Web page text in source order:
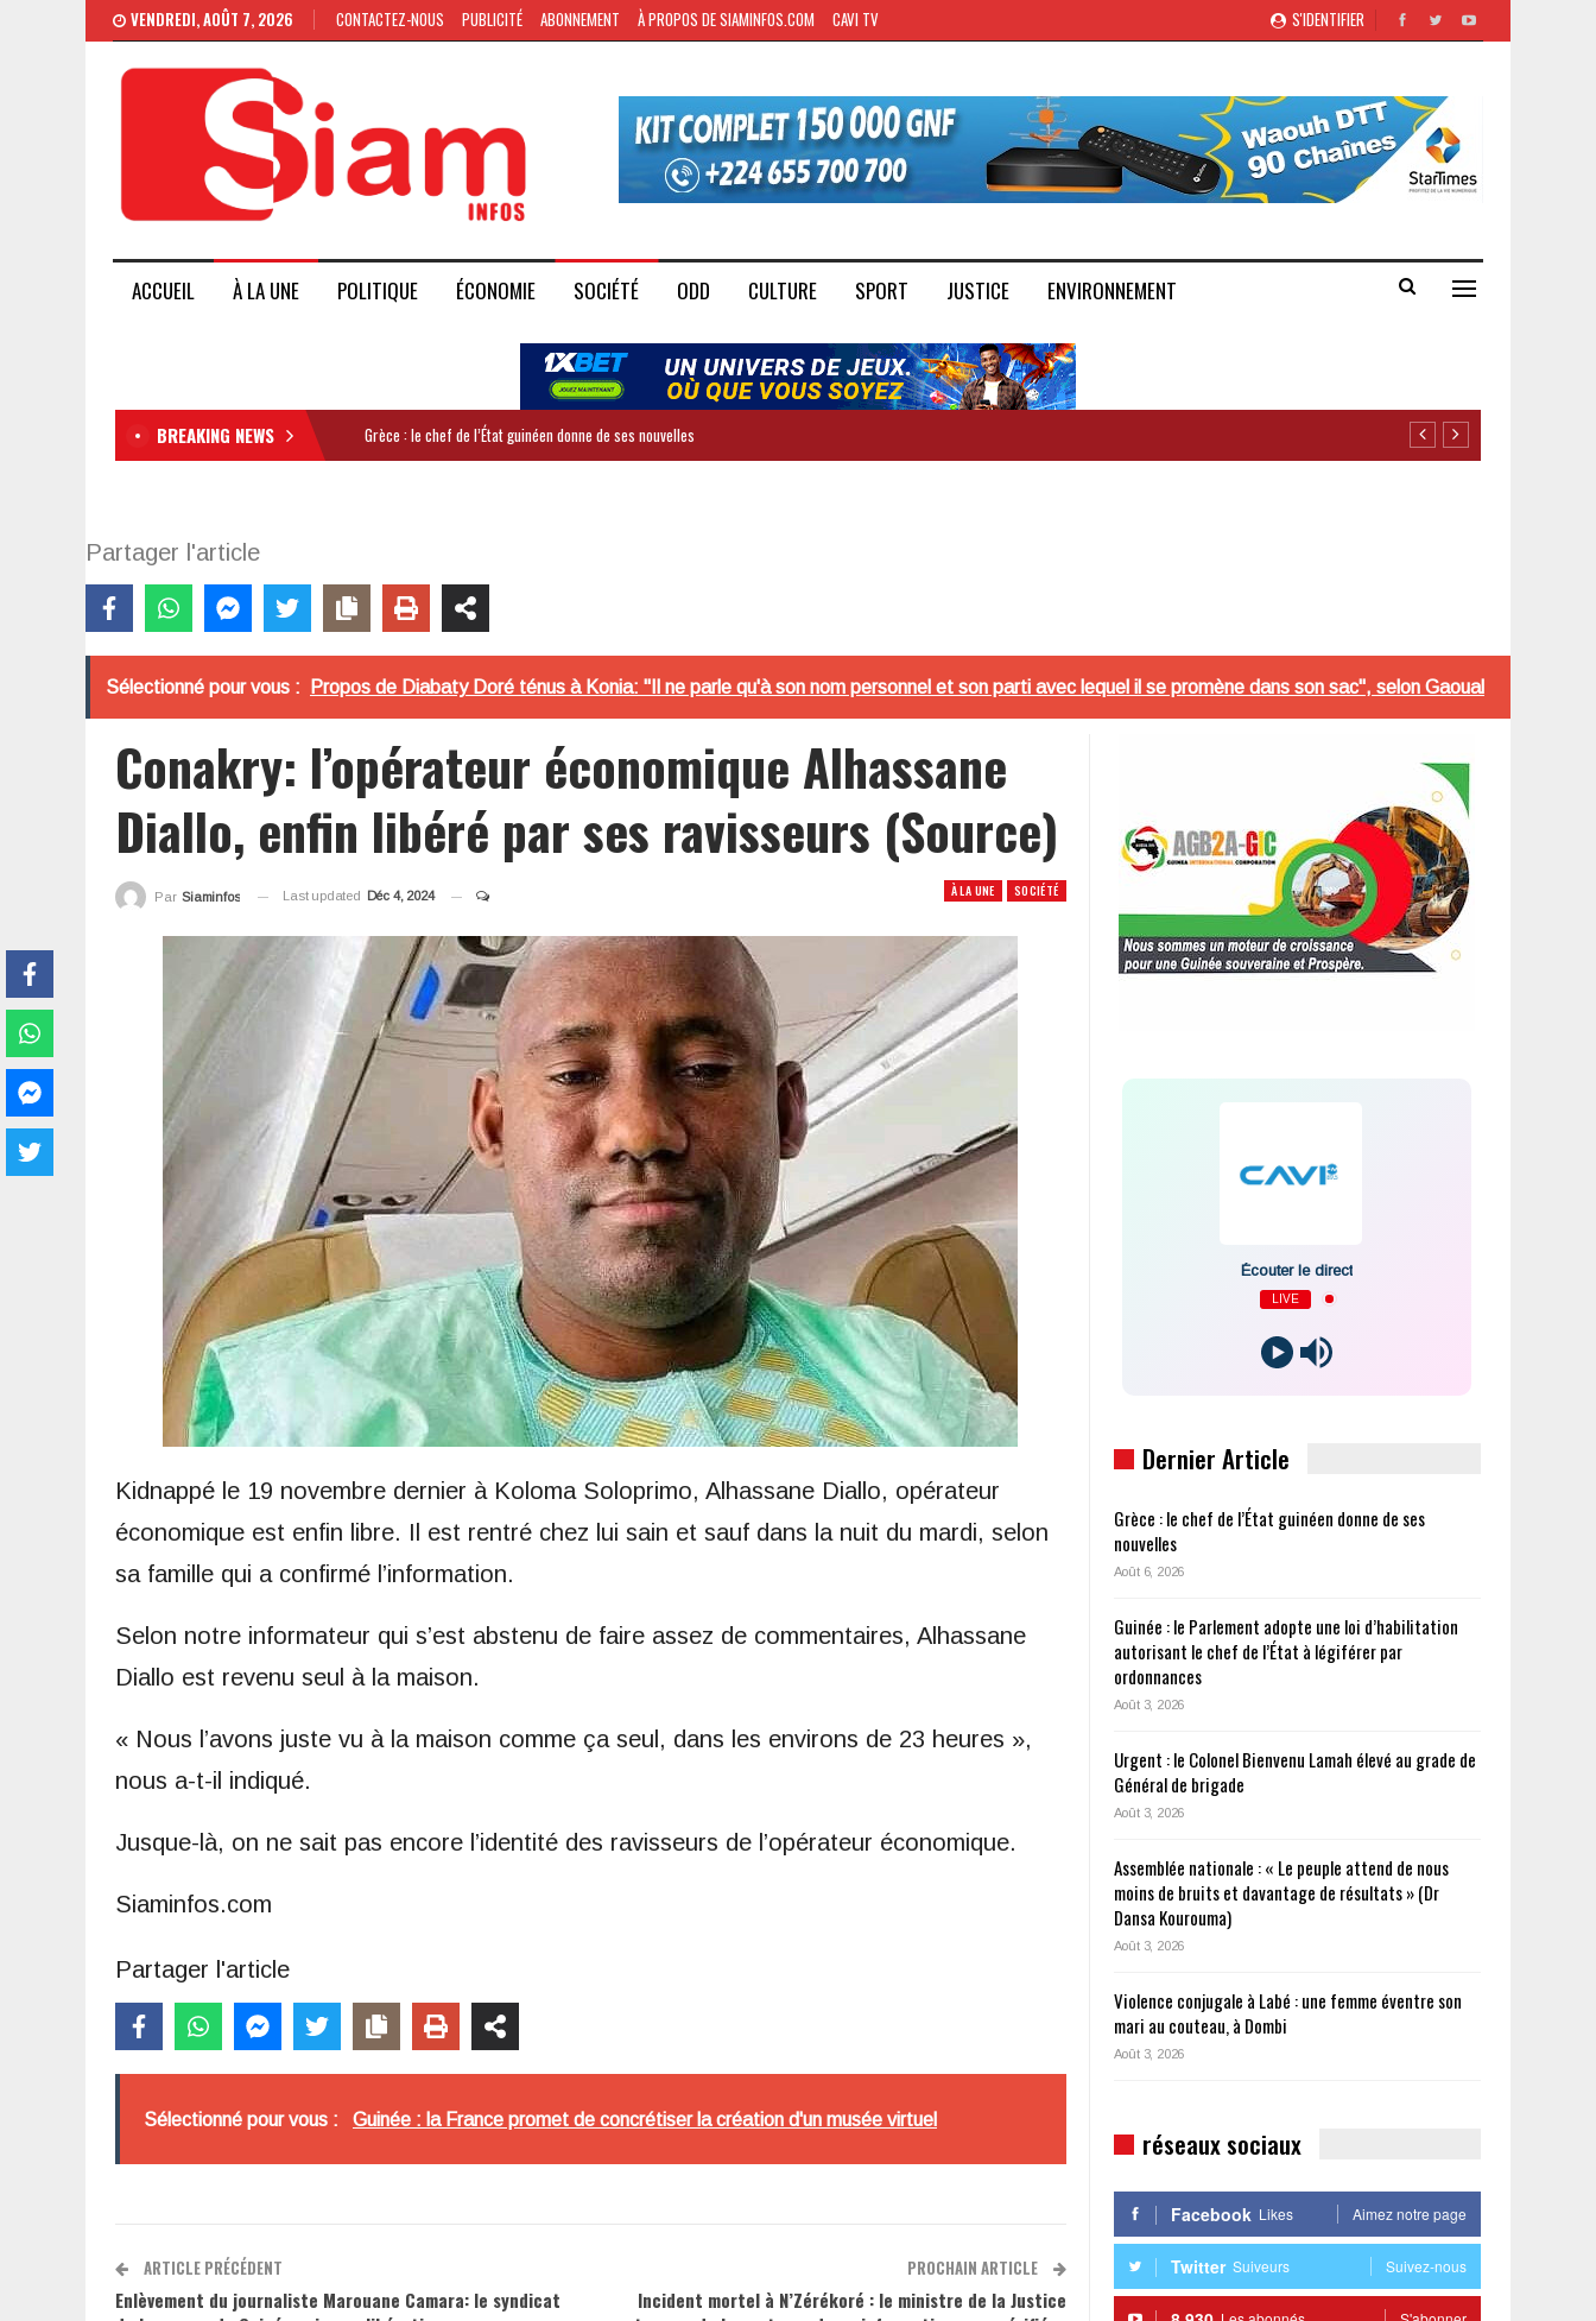
S'IDENTIFIER
VENDREDI, AOÛT 7, 2026 CONTACTEZ-NOUS PUBLICITÉ ABONNEMENT À PROPOS DE SIAMINFOS.COM CAVI TV
ACCUEIL À LA UNE POLITIQUE ÉCONOMIE SOCIÉTÉ ODD CULTURE SPORT JUSTICE ENVIRONNEMENT
BREAKING NEWS Grèce : le chef de l’État guinéen donne de ses nouvelles
Partager l'article
Sélectionné pour vous : Propos de Diabaty Doré ténus à Konia: "Il ne parle qu'à son nom personnel et son parti avec lequel il se promène dans son sac", selon Gaoual
Conakry: l’opérateur économique Alhassane
Diallo, enfin libéré par ses ravisseurs (Source)
À LA UNE SOCIÉTÉ
Par Siaminfos Last updated Déc 4, 2024
Kidnappé le 19 novembre dernier à Koloma Soloprimo, Alhassane Diallo, opérateur
économique est enfin libre. Il est rentré chez lui sain et sauf dans la nuit du mardi, selon
sa famille qui a confirmé l’information.
Selon notre informateur qui s’est abstenu de faire assez de commentaires, Alhassane
Diallo est revenu seul à la maison.
« Nous l’avons juste vu à la maison comme ça seul, dans les environs de 23 heures »,
nous a-t-il indiqué.
Jusque-là, on ne sait pas encore l’identité des ravisseurs de l’opérateur économique.
Siaminfos.com
Partager l'article
Sélectionné pour vous : Guinée : la France promet de concrétiser la création d'un musée virtuel
ARTICLE PRÉCÉDENT
Enlèvement du journaliste Marouane Camara: le syndicat
PROCHAIN ARTICLE
Incident mortel à N’Zérékoré : le ministre de la Justice
Écouter le direct
LIVE
Dernier Article
Grèce : le chef de l’État guinéen donne de ses
nouvelles
Août 6, 2026
Guinée : le Parlement adopte une loi d’habilitation
autorisant le chef de l’État à légiférer par
ordonnances
Août 3, 2026
Urgent : le Colonel Bienvenu Lamah élevé au grade de
Général de brigade
Août 3, 2026
Assemblée nationale : « Le peuple attend de nous
moins de bruits et davantage de résultats » (Dr
Dansa Kourouma)
Août 3, 2026
Violence conjugale à Labé : une femme éventre son
mari au couteau, à Dombi
Août 3, 2026
réseaux sociaux
Facebook Likes Aimez notre page
Twitter Suiveurs Suivez-nous